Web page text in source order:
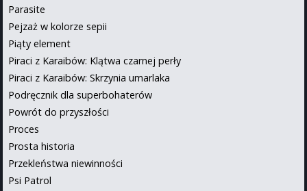
Parasite
Pejzaż w kolorze sepii
Piąty element
Piraci z Karaibów: Klątwa czarnej perły
Piraci z Karaibów: Skrzynia umarlaka
Podręcznik dla superbohaterów
Powrót do przyszłości
Proces
Prosta historia
Przekleństwa niewinności
Psi Patrol